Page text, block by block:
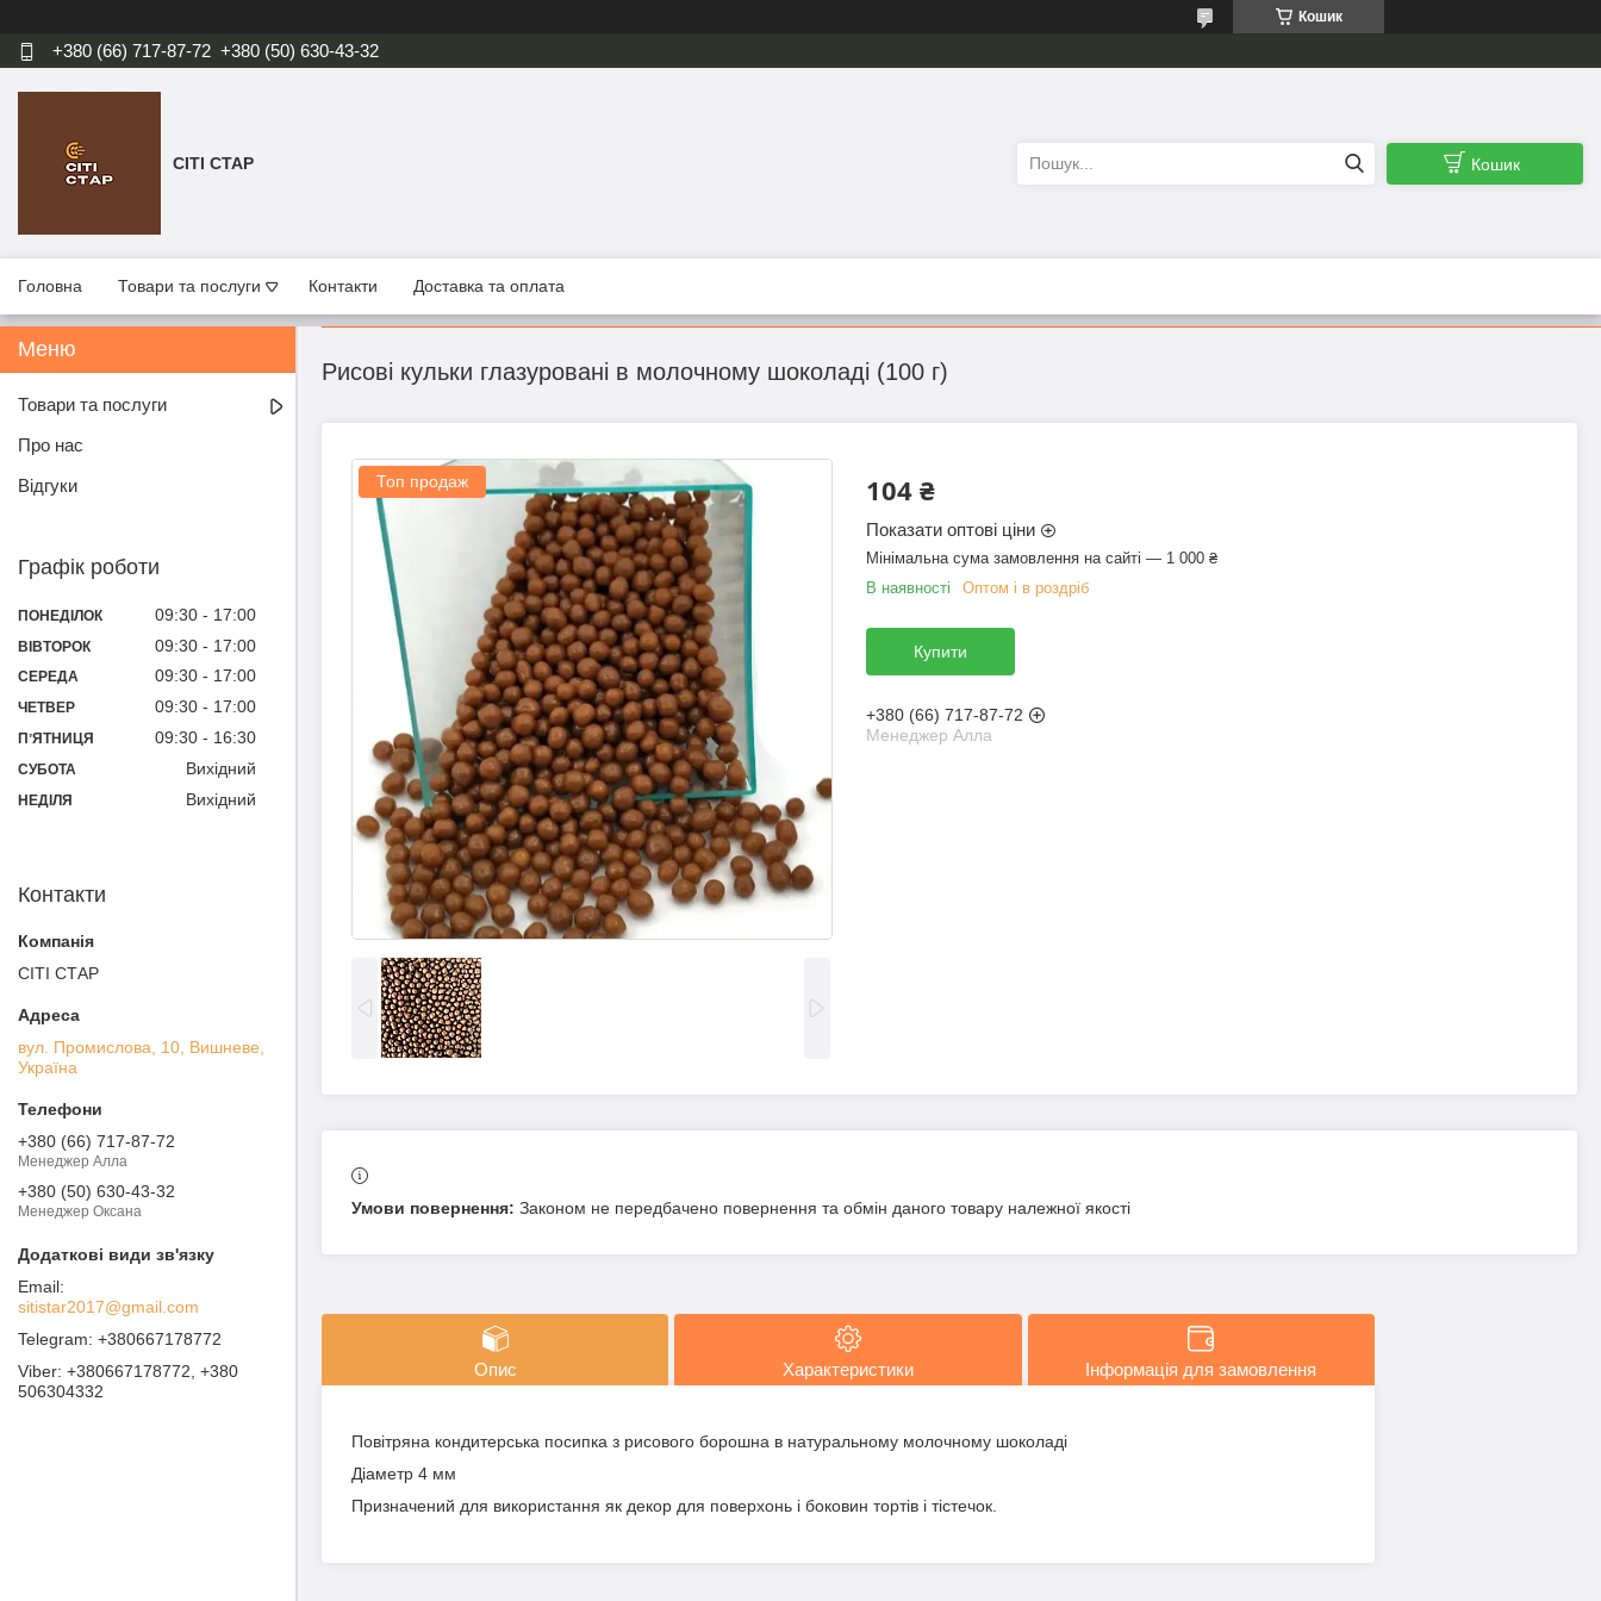
Кошик
+380 (66) 717-87-72 +380 (50) 630-43-32
СІТІ СТАР Кошик
Головна Товари та послуги Контакти Доставка та оплата
Рисові кульки глазуровані в молочному шоколаді (100 г)
Топ продаж 104 ₴
Показати оптові ціни
Мінімальна сума замовлення на сайті — 1 000 ₴
В наявності
Оптом і в роздріб
Купити
+380 (66) 717-87-72
Менеджер Алла
Законом не передбачено повернення та обмін даного товару належної якості
Опис Характеристики Інформація для замовлення
Повітряна кондитерська посипка з рисового борошна в натуральному молочному шоколаді
Діаметр 4 мм
Призначений для використання як декор для поверхонь і боковин тортів і тістечок.
Товари та послуги
Про нас
Відгуки
Графік роботи
ПОНЕДІЛОК 09:30 17:00
ВІВТОРОК 09:30 17:00
СЕРЕДА 09:30 17:00
ЧЕТВЕР 09:30 17:00
ПʼЯТНИЦЯ 09:30 16:30
СУБОТА Вихідний
НЕДІЛЯ Вихідний
Контакти
СІТІ СТАР
вул. Промислова, 10, Вишневе,
Україна
+380 (66) 717-87-72
Менеджер Алла
+380 (50) 630-43-32
Менеджер Оксана
sitistar2017@gmail.com
+380667178772
+380667178772, +380
506304332